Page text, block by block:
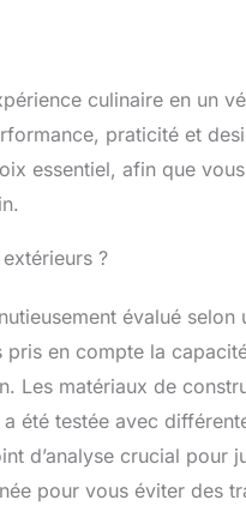
culinaire en un
praticité et
essentiel, afin que
?
évalué
en compte la
Les matériaux de
testée avec
d’analyse crucial pour
pour vous éviter des